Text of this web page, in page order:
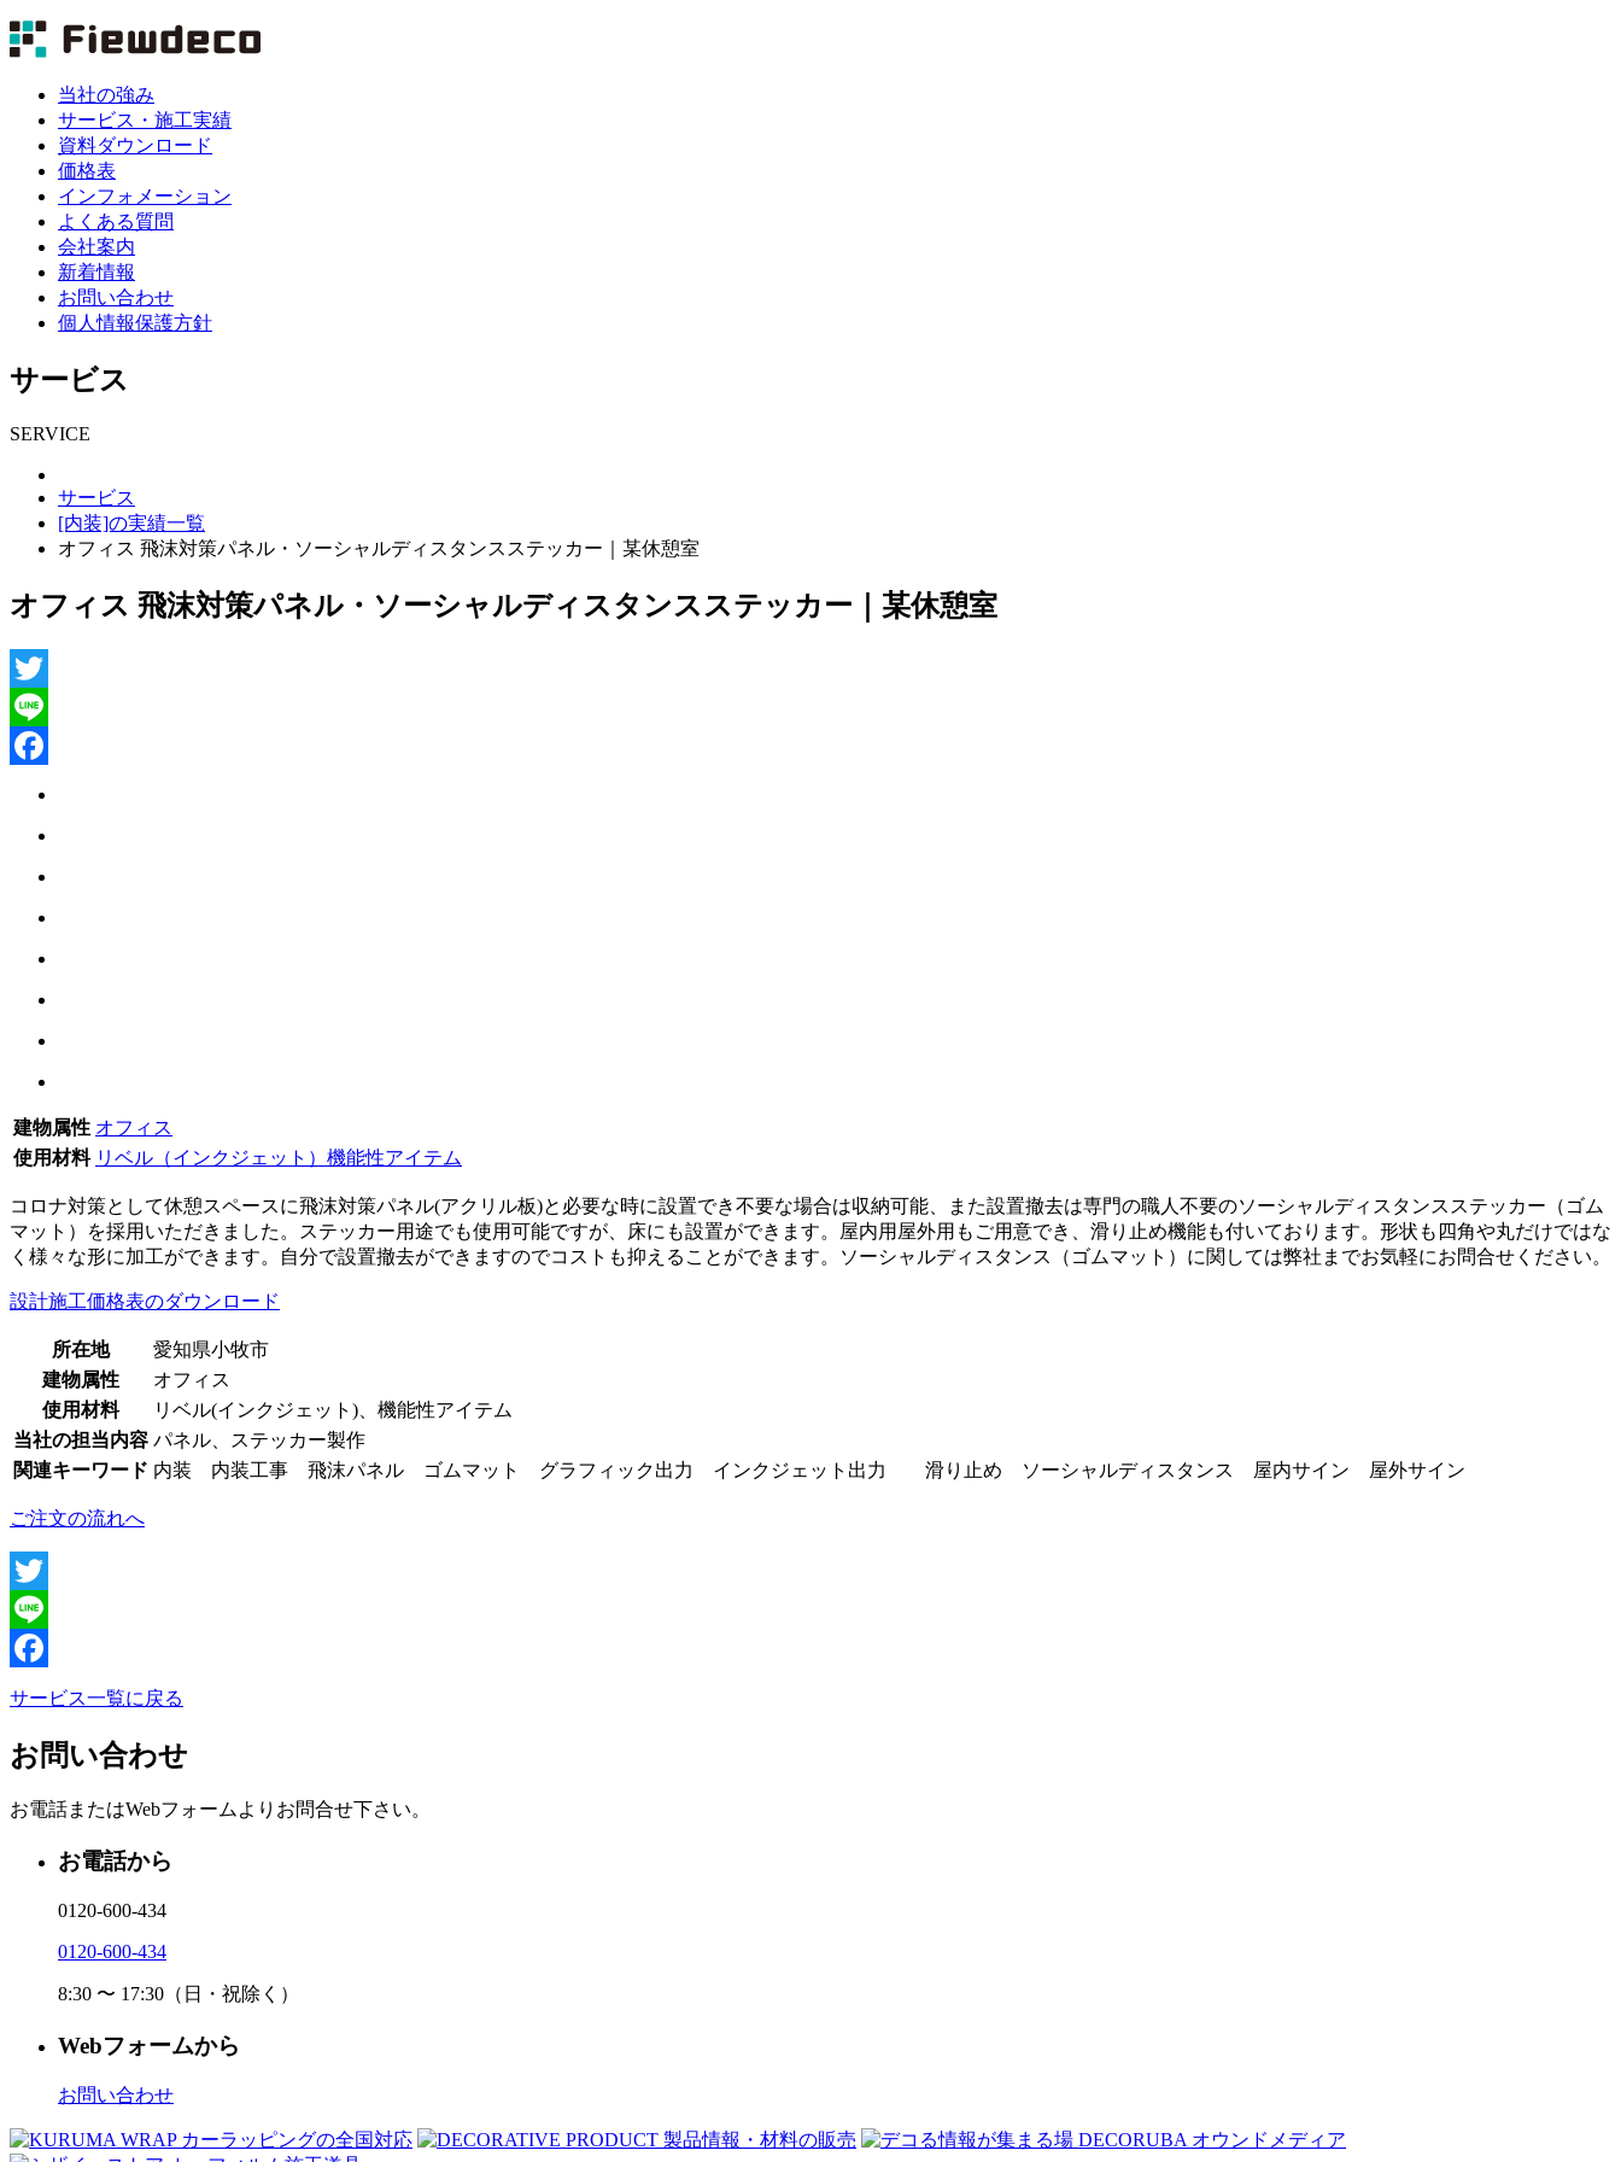
当社の強み
サービス・施工実績
資料ダウンロード
価格表
インフォメーション
よくある質問
会社案内
新着情報
お問い合わせ
個人情報保護方針
サービス
SERVICE
サービス
[内装]の実績一覧
オフィス 飛沫対策パネル・ソーシャルディスタンスステッカー｜某休憩室
オフィス 飛沫対策パネル・ソーシャルディスタンスステッカー｜某休憩室
Twitter
Line
建物属性 オフィス
使用材料 リベル（インクジェット） 機能性アイテム
コロナ対策として休憩スペースに飛沫対策パネル(アクリル板)と必要な時に設置でき不要な場合は収納可能、また設置撤去は専門の職人不要のソーシャルディスタンスステッカー（ゴム
マット）を採用いただきました。ステッカー用途でも使用可能ですが、床にも設置ができます。屋内用屋外用もご用意でき、滑り止め機能も付いております。形状も四角や丸だけではな
く様々な形に加工ができます。自分で設置撤去ができますのでコストも抑えることができます。ソーシャルディスタンス（ゴムマット）に関しては弊社までお気軽にお問合せください。
設計施工価格表のダウンロード
所在地
愛知県小牧市
建物属性
オフィス
使用材料
リベル(インクジェット)、機能性アイテム
当社の担当内容 パネル、ステッカー製作
関連キーワード 内装 内装工事 飛沫パネル ゴムマット グラフィック出力 インクジェット出力 滑り止め ソーシャルディスタンス 屋内サイン 屋外サイン
ご注文の流れへ
Twitter
Line
Facebook
サービス一覧に戻る
お問い合わせ
お電話またはWebフォームよりお問合せ下さい。
お電話から
0120-600-434
0120-600-434
8:30 〜 17:30（日・祝除く）
Webフォームから
お問い合わせ